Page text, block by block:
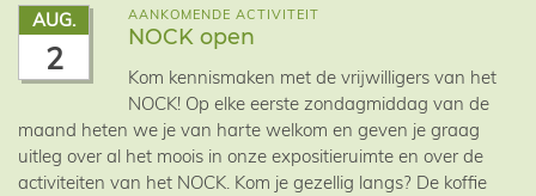
AUG.
2
AANKOMENDE ACTIVITEIT
NOCK open
Kom kennismaken met de vrijwilligers van het
NOCK! Op elke eerste zondagmiddag van de
maand heten we je van harte welkom en geven je graag
uitleg over al het moois in onze expositieruimte en over de
activiteiten van het NOCK. Kom je gezellig langs? De koffie